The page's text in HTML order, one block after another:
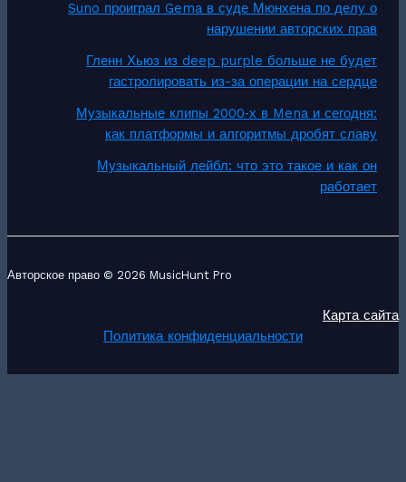
Suno проиграл Gema в суде Мюнхена по делу о
нарушении авторских прав
Гленн Хьюз из deep purple больше не будет
гастролировать из-за операции на сердце
Музыкальные клипы 2000‑х в Mena и сегодня:
как платформы и алгоритмы дробят славу
Музыкальный лейбл: что это такое и как он
работает
Авторское право © 2026 MusicHunt Pro
Карта сайта
Политика конфиденциальности